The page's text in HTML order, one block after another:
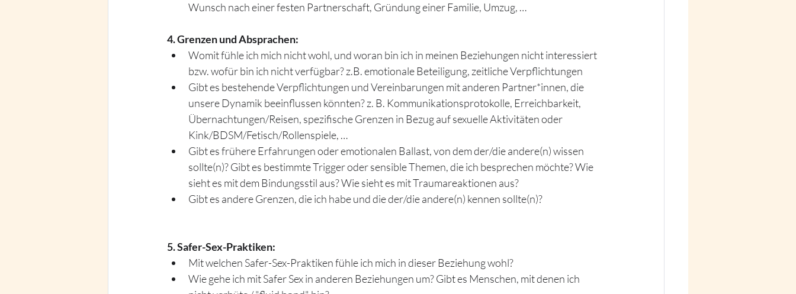
Wunsch nach einer festen Partnerschaft, Gründung einer Familie, Umzug, …
4. Grenzen und Absprachen:
Womit fühle ich mich nicht wohl, und woran bin ich in meinen Beziehungen nicht interessiert
bzw. wofür bin ich nicht verfügbar? z.B. emotionale Beteiligung, zeitliche Verpflichtungen
Gibt es bestehende Verpflichtungen und Vereinbarungen mit anderen Partner*innen, die
unsere Dynamik beeinflussen könnten? z. B. Kommunikationsprotokolle, Erreichbarkeit,
Übernachtungen/Reisen, spezifische Grenzen in Bezug auf sexuelle Aktivitäten oder
Kink/BDSM/Fetisch/Rollenspiele, …
Gibt es frühere Erfahrungen oder emotionalen Ballast, von dem der/die andere(n) wissen
sollte(n)? Gibt es bestimmte Trigger oder sensible Themen, die ich besprechen möchte? Wie
sieht es mit dem Bindungsstil aus? Wie sieht es mit Traumareaktionen aus?
Gibt es andere Grenzen, die ich habe und die der/die andere(n) kennen sollte(n)?
5. Safer-Sex-Praktiken:
Mit welchen Safer-Sex-Praktiken fühle ich mich in dieser Beziehung wohl?
Wie gehe ich mit Safer Sex in anderen Beziehungen um? Gibt es Menschen, mit denen ich